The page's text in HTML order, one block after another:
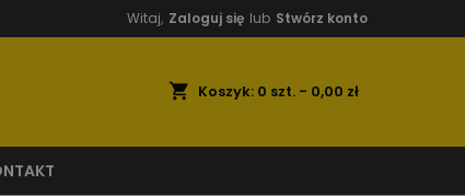
Witaj, Zaloguj się lub Stwórz konto
shopping_cart Koszyk: 0 szt. - 0,00 zł